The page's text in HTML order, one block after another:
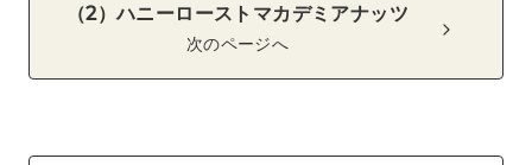
（2）ハニーローストマカデミアナッツ
次のページへ